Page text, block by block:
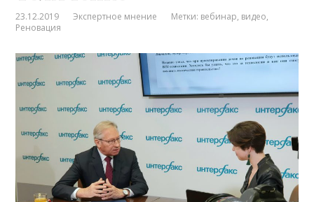
23.12.2019 Экспертное мнение Метки: вебинар, видео,
Реновация